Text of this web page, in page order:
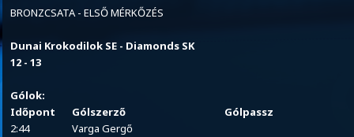
BRONZCSATA - ELSŐ MÉRKŐZÉS
Dunai Krokodilok SE - Diamonds SK
12 - 13
Gólok:
Időpont
Gólszerző
Gólpassz
2:44
Varga Gergő